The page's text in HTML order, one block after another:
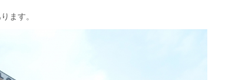
ます。